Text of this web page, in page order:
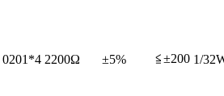
0201*4 2200Ω ±5% ≦±200 1/